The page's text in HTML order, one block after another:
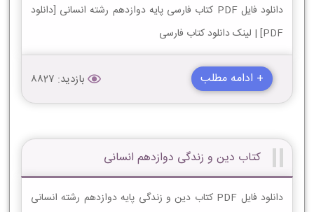
دانلود فایل PDF کتاب فارسی پایه دوازدهم رشته انسانی [دانلود
PDF] | لینک دانلود کتاب فارسی
+ ادامه مطلب بازدید: 8827
کتاب دین و زندگی دوازدهم انسانی
دانلود فایل PDF کتاب دین و زندگی پایه دوازدهم رشته انسانی